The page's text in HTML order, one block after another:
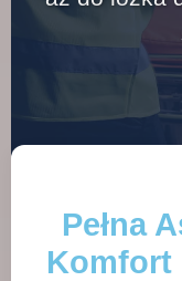
Pełna
Komfort